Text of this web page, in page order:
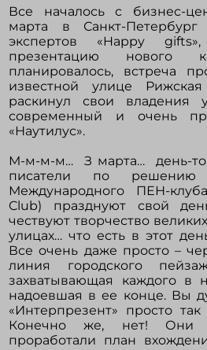
Все началось с бизнес-
марта в Санкт-Петербург
экспертов «Happy
презентацию нового
планировалось, встреча
известной улице
раскинул свои владения
современный и очень
«Наутилус».
М-м-м-м… З марта… день-то
писатели по решению
Международного ПЕН-
Club) празднуют свой
чествуют творчество
улицах… что есть в этот
Все очень даже просто –
линия городского
захватывающая каждого в
надоевшая в ее конце. Вы
«Интерпрезент» просто
Конечно же, нет! Они
проработали план
Войти в